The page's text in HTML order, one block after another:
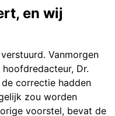
en wij
Vanmorgen
Dr.
correctie hadden
zou worden
voorstel, bevat de